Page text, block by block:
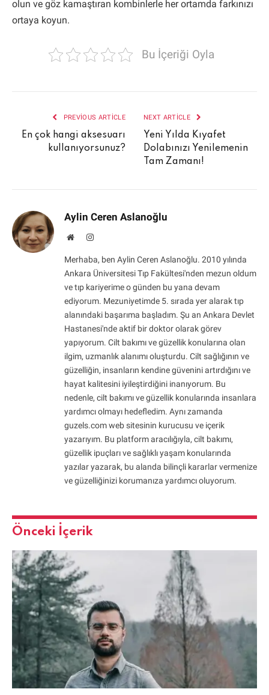
olun ve göz kamaştıran kombinlerle her ortamda farkınızı
ortaya koyun.
Bu İçeriği Oyla
PREVIOUS ARTICLE
En çok hangi aksesuarı
kullanıyorsunuz?
NEXT ARTICLE
Yeni Yılda Kıyafet
Dolabınızı Yenilemenin
Tam Zamanı!
Aylin Ceren Aslanoğlu
WebsiteInstagram
Merhaba, ben Aylin Ceren Aslanoğlu. 2010 yılında
Ankara Üniversitesi Tıp Fakültesi'nden mezun oldum
ve tıp kariyerime o günden bu yana devam
ediyorum. Mezuniyetimde 5. sırada yer alarak tıp
alanındaki başarıma başladım. Şu an Ankara Devlet
Hastanesi'nde aktif bir doktor olarak görev
yapıyorum. Cilt bakımı ve güzellik konularına olan
ilgim, uzmanlık alanımı oluşturdu. Cilt sağlığının ve
güzelliğin, insanların kendine güvenini artırdığını ve
hayat kalitesini iyileştirdiğini inanıyorum. Bu
nedenle, cilt bakımı ve güzellik konularında insanlara
yardımcı olmayı hedefledim. Aynı zamanda
guzels.com web sitesinin kurucusu ve içerik
yazarıyım. Bu platform aracılığıyla, cilt bakımı,
güzellik ipuçları ve sağlıklı yaşam konularında
yazılar yazarak, bu alanda bilinçli kararlar vermenize
ve güzelliğinizi korumanıza yardımcı oluyorum.
Önceki İçerik